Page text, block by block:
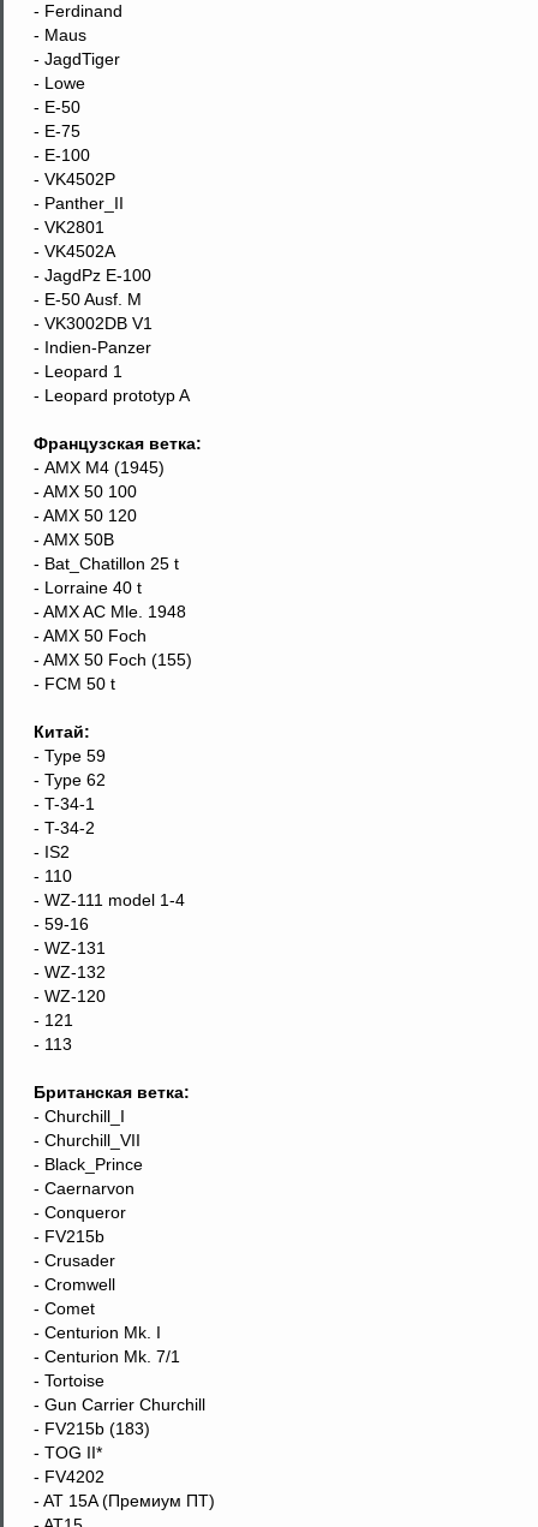
- Ferdinand
- Maus
- JagdTiger
- Lowe
- E-50
- E-75
- E-100
- VK4502P
- Panther_II
- VK2801
- VK4502A
- JagdPz E-100
- E-50 Ausf. M
- VK3002DB V1
- Indien-Panzer
- Leopard 1
- Leopard prototyp A
Французская ветка:
- AMX M4 (1945)
- AMX 50 100
- AMX 50 120
- AMX 50B
- Bat_Chatillon 25 t
- Lorraine 40 t
- AMX AC Mle. 1948
- AMX 50 Foch
- AMX 50 Foch (155)
- FCM 50 t
Китай:
- Type 59
- Type 62
- T-34-1
- T-34-2
- IS2
- 110
- WZ-111 model 1-4
- 59-16
- WZ-131
- WZ-132
- WZ-120
- 121
- 113
Британская ветка:
- Churchill_I
- Churchill_VII
- Black_Prince
- Caernarvon
- Conqueror
- FV215b
- Crusader
- Cromwell
- Comet
- Centurion Mk. I
- Centurion Mk. 7/1
- Tortoise
- Gun Carrier Churchill
- FV215b (183)
- TOG II*
- FV4202
- AT 15A (Премиум ПТ)